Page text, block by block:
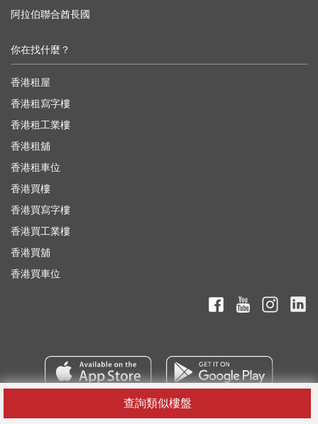
查詢類似樓盤
阿拉伯聯合酋長國
你在找什麼？
香港租屋
香港租寫字樓
香港租工業樓
香港租舖
香港租車位
香港買樓
香港買寫字樓
香港買工業樓
香港買舖
香港買車位